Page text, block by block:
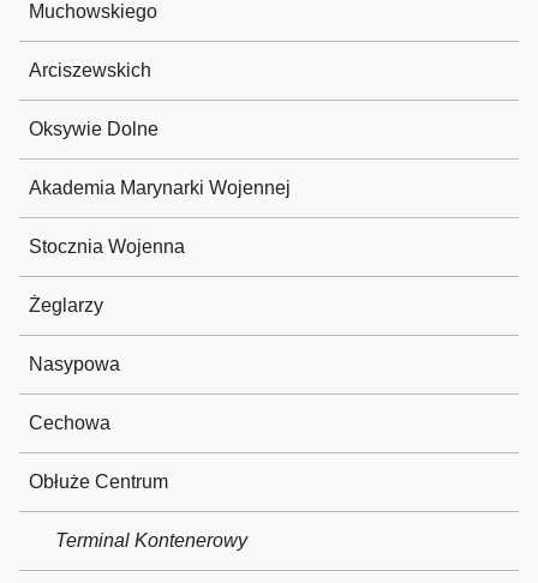
Muchowskiego
Arciszewskich
Oksywie Dolne
Akademia Marynarki Wojennej
Stocznia Wojenna
Żeglarzy
Nasypowa
Cechowa
Obłuże Centrum
Terminal Kontenerowy